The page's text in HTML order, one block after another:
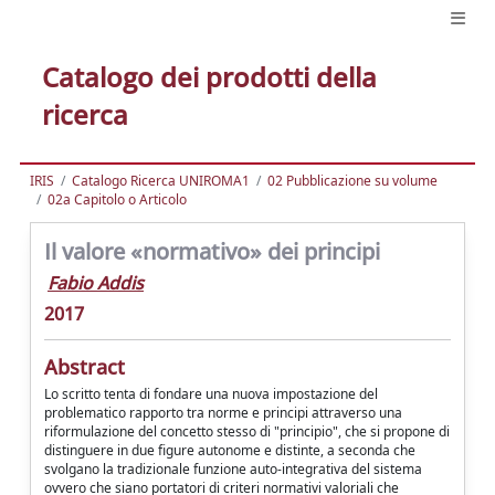
Catalogo dei prodotti della
ricerca
IRIS Catalogo Ricerca UNIROMA1
02 Pubblicazione su volume
02a Capitolo o Articolo
Il valore «normativo» dei principi
Fabio Addis
2017
Abstract
Lo scritto tenta di fondare una nuova impostazione del
problematico rapporto tra norme e principi attraverso una
riformulazione del concetto stesso di "principio", che si propone di
distinguere in due figure autonome e distinte, a seconda che
svolgano la tradizionale funzione auto-integrativa del sistema
ovvero che siano portatori di criteri normativi valoriali che